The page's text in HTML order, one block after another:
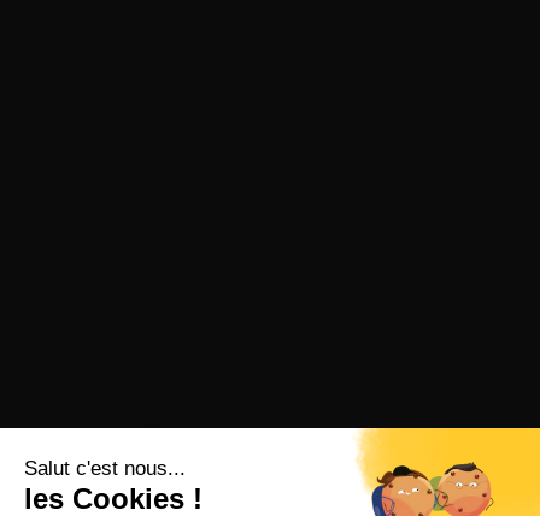
Salut c'est nous...
les Cookies !